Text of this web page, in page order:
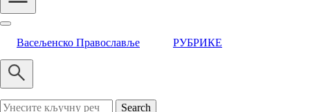
Васељенско Православље РУБРИКЕ
Search